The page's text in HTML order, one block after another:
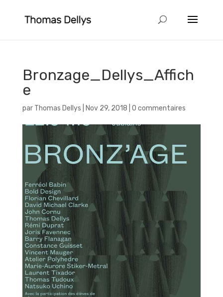
Bronzage_Dellys_Affich
e
par Thomas Dellys Nov 29, 2018 0 commentaires